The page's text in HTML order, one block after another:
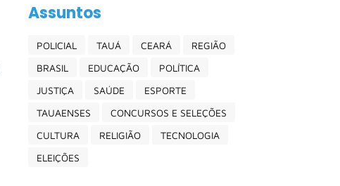
Assuntos
POLICIAL TAUÁ CEARÁ
REGIÃO
BRASIL
EDUCAÇÃO
POLÍTICA
JUSTIÇA
SAÚDE
ESPORTE
TAUAENSES
CONCURSOS E SELEÇÕES
CULTURA
RELIGIÃO
TECNOLOGIA
ELEIÇÕES